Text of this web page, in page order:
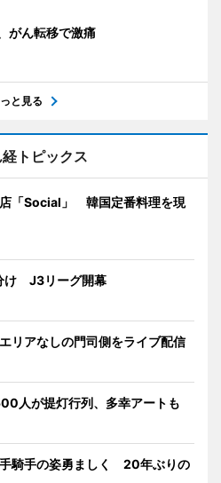
がん転移で激痛
と見る
トピックス
「Social」 韓国定番料理を現
け J3リーグ開幕
リアなしの門司側をライブ配信
人が提灯行列、多幸アートも
騎手の姿勇ましく 20年ぶりの